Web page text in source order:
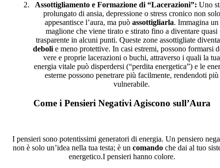
Assottigliamento e Formazione di “Lacerazioni”: Uno
prolungato di ansia, depressione o stress cronico non solo
appesantisce l’aura, ma può assottigliarla. Immagina un
maglione che viene tirato e stirato fino a diventare quasi
trasparente in alcuni punti. Queste zone assottigliate
deboli e meno protettive. In casi estremi, possono formarsi
vere e proprie lacerazioni o buchi, attraverso i quali la tua
energia vitale può disperdersi (“perdita energetica”) e le
esterne possono penetrare più facilmente, rendendoti più
vulnerabile.
Come i Pensieri Negativi Agiscono sull’Aura
I pensieri sono potentissimi generatori di energia. Un pensiero
non è solo un’idea nella tua testa; è un comando che dai al tuo
energetico.I pensieri hanno colore.